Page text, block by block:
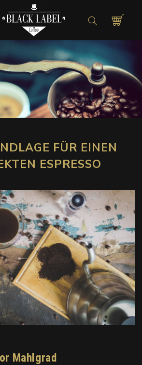
Warenkorb
FÜR EINEN
ESPRESSO
Mahlgrad